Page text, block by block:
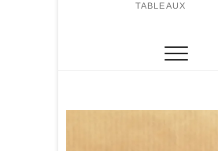
TABLEAUX